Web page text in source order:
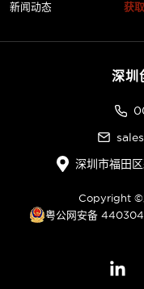
新闻动态
获
深圳
深圳市福田
Copyright
粤公网安备